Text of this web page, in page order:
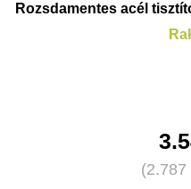
Rozsdamentes acél
(2.787